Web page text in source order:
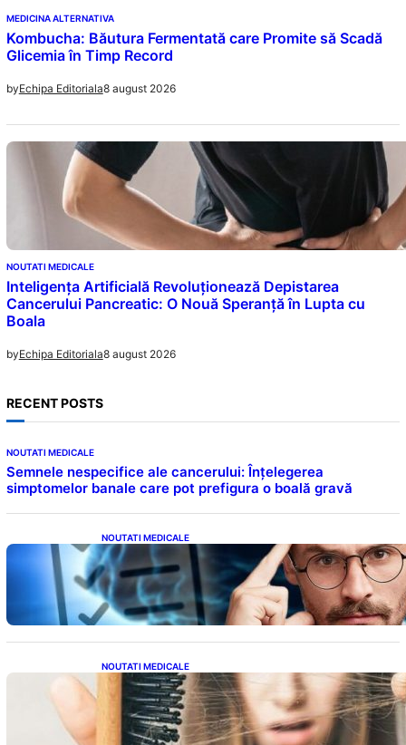
MEDICINA ALTERNATIVA
Kombucha: Băutura Fermentată care Promite să Scadă
Glicemia în Timp Record
byEchipa Editoriala8 august 2026
NOUTATI MEDICALE
Inteligența Artificială Revoluționează Depistarea
Cancerului Pancreatic: O Nouă Speranță în Lupta cu
Boala
byEchipa Editoriala8 august 2026
RECENT POSTS
NOUTATI MEDICALE
Semnele nespecifice ale cancerului: Înțelegerea
simptomelor banale care pot prefigura o boală gravă
NOUTATI MEDICALE
Inteligența dincolo de note: Semnele unui IQ
ridicat care nu țin de școală
NOUTATI MEDICALE
Semnele unei deficiențe de proteine:
Impactul asupra sănătății tale